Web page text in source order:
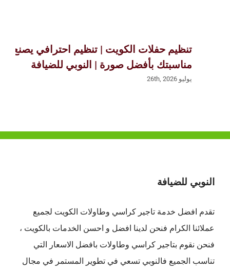
تنظيم حفلات الكويت | تنظيم احترافي يصنع
مناسبتك بأفضل صورة | النوبي للضيافة
يوليو 26th, 2026
النوبي للضيافة
تقدم افضل خدمة تاجير كراسي وطاولات الكويت لجميع
عملائنا الكرام فنحن لدينا افضل و احسن الخدمات بالكويت ،
فنحن نقوم بتاجير كراسي وطاولات بافضل الاسعار التي
تناسب الجميع فالنوبي تسعي في تطوير المستمر في مجال